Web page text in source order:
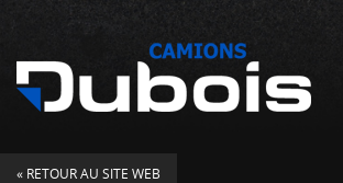
« RETOUR AU SITE WEB